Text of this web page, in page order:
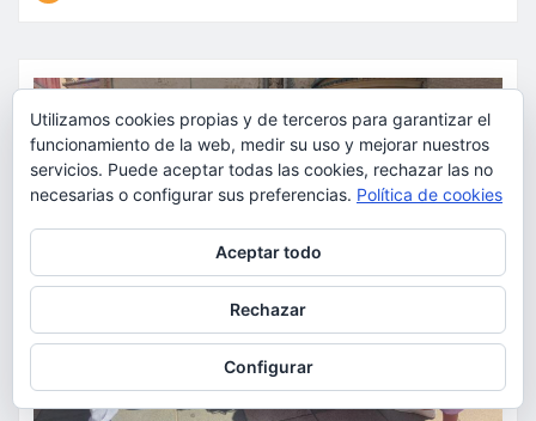
Utilizamos cookies propias y de terceros para garantizar el
funcionamiento de la web, medir su uso y mejorar nuestros
servicios. Puede aceptar todas las cookies, rechazar las no
necesarias o configurar sus preferencias. Política de cookies
Aceptar todo
Rechazar
Configurar
Para obtener más información, incluido cómo gestionar las cookies,